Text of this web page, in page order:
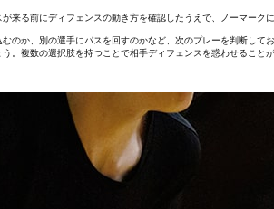
る前にディフェンスの動き方を確認したうえで、ノーマーク
のか、別の選手にパスを回すのかなど、次のプレーを判断してお
複数の選択肢を持つことで相手ディフェンスを惑わせること